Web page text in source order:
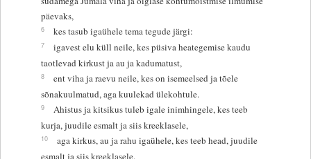
päevaks,
6 kes tasub igaühele tema tegude järgi:
7
igavest elu küll neile, kes püsiva heategemise kaudu
taotlevad kirkust ja au ja kadumatust,
8
ent viha ja raevu neile, kes on isemeelsed ja tõele
sõnakuulmatud, aga kuulekad ülekohtule.
9
Ahistus ja kitsikus tuleb igale inimhingele, kes teeb
kurja, juudile esmalt ja siis kreeklasele,
10
aga kirkus, au ja rahu igaühele, kes teeb head, juudile
esmalt ja siis kreeklasele.